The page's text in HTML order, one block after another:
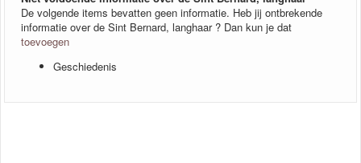
De volgende items bevatten geen informatie. Heb jij ontbrekende
informatie over de Sint Bernard, langhaar ? Dan kun je dat
toevoegen
Geschiedenis